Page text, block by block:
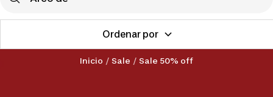
Ordenar por
Inicio Sale Sale 50% off